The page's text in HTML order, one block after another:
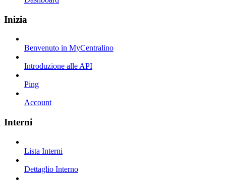
Inizia
Benvenuto in MyCentralino
Introduzione alle API
Ping
Account
Interni
Lista Interni
Dettaglio Interno